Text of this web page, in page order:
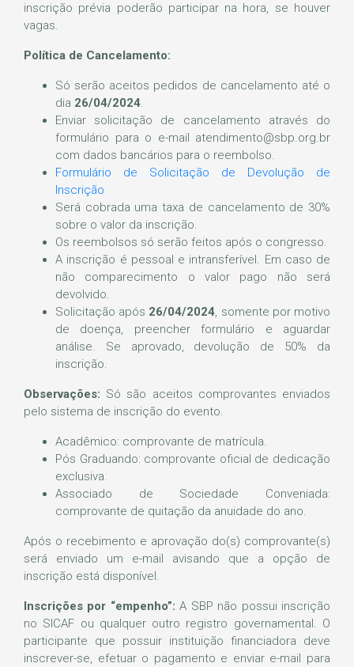
inscrição prévia poderão participar na hora, se houver
vagas.
Política de Cancelamento:
Só serão aceitos pedidos de cancelamento até o
dia 26/04/2024.
Enviar solicitação de cancelamento através do
formulário para o e-mail atendimento@sbp.org.br
com dados bancários para o reembolso.
Formulário de Solicitação de Devolução de
Inscrição
Será cobrada uma taxa de cancelamento de 30%
sobre o valor da inscrição.
Os reembolsos só serão feitos após o congresso.
A inscrição é pessoal e intransferível. Em caso de
não comparecimento o valor pago não será
devolvido.
Solicitação após 26/04/2024, somente por motivo
de doença, preencher formulário e aguardar
análise. Se aprovado, devolução de 50% da
inscrição.
Observações: Só são aceitos comprovantes enviados
pelo sistema de inscrição do evento.
Acadêmico: comprovante de matrícula.
Pós Graduando: comprovante oficial de dedicação
exclusiva.
Associado de Sociedade Conveniada:
comprovante de quitação da anuidade do ano.
Após o recebimento e aprovação do(s) comprovante(s)
será enviado um e-mail avisando que a opção de
inscrição está disponível.
Inscrições por “empenho”: A SBP não possui inscrição
no SICAF ou qualquer outro registro governamental. O
participante que possuir instituição financiadora deve
inscrever-se, efetuar o pagamento e enviar e-mail para